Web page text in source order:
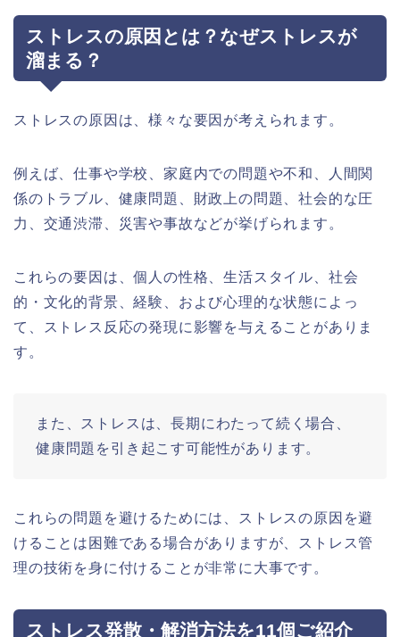
ストレスの原因とは？なぜストレスが
溜まる？
ストレスの原因は、様々な要因が考えられます。
例えば、仕事や学校、家庭内での問題や不和、人間関
係のトラブル、健康問題、財政上の問題、社会的な圧
力、交通渋滞、災害や事故などが挙げられます。
これらの要因は、個人の性格、生活スタイル、社会
的・文化的背景、経験、および心理的な状態によっ
て、ストレス反応の発現に影響を与えることがありま
す。
また、ストレスは、長期にわたって続く場合、
健康問題を引き起こす可能性があります。
これらの問題を避けるためには、ストレスの原因を避
けることは困難である場合がありますが、ストレス管
理の技術を身に付けることが非常に大事です。
ストレス発散・解消方法を11個ご紹介